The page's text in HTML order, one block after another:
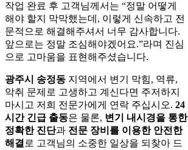
작업 완료 후 고객님께서는 “정말 어떻게
해야 할지 막막했는데, 이렇게 신속하고 전
문적으로 해결해주셔서 너무 감사합니다.
앞으로는 정말 조심해야겠어요.”라며 진심
으로 고마움을 표현해주셨습니다.
광주시 송정동 지역에서 변기 막힘, 역류,
악취 문제로 고생하고 계신다면 주저하지
마시고 저희 전문가에게 연락 주십시오. 24
시간 긴급 출동은 물론, 변기 내시경을 통한
정확한 진단과 전문 장비를 이용한 안전한
해결 로 고객님의 소중한 일상을 되찾아 드